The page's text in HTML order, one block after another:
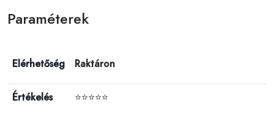
Paraméterek
Elérhetőség Raktáron
Értékelés ⭐⭐⭐⭐⭐